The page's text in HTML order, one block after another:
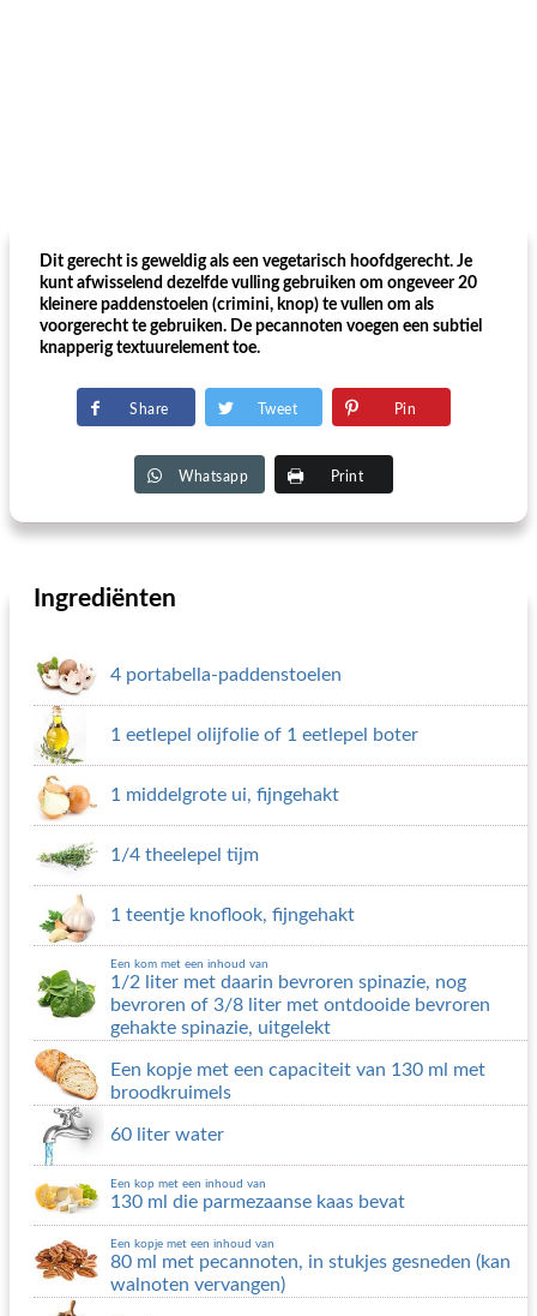
Dit gerecht is geweldig als een vegetarisch hoofdgerecht. Je
kunt afwisselend dezelfde vulling gebruiken om ongeveer 20
kleinere paddenstoelen (crimini, knop) te vullen om als
voorgerecht te gebruiken. De pecannoten voegen een subtiel
knapperig textuurelement toe.
Share Tweet Pin
Whatsapp Print
Ingrediënten
4 portabella-paddenstoelen
1 eetlepel olijfolie of 1 eetlepel boter
1 middelgrote ui, fijngehakt
1/4 theelepel tijm
1 teentje knoflook, fijngehakt
Een kom met een inhoud van
1/2 liter met daarin bevroren spinazie, nog
bevroren of 3/8 liter met ontdooide bevroren
gehakte spinazie, uitgelekt
Een kopje met een capaciteit van 130 ml met
broodkruimels
60 liter water
Een kop met een inhoud van
130 ml die parmezaanse kaas bevat
Een kopje met een inhoud van
80 ml met pecannoten, in stukjes gesneden (kan
walnoten vervangen)